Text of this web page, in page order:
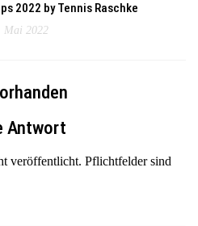
2022 by Tennis Raschke
Mai 2022
Antwort
veröffentlicht. Pflichtfelder sind